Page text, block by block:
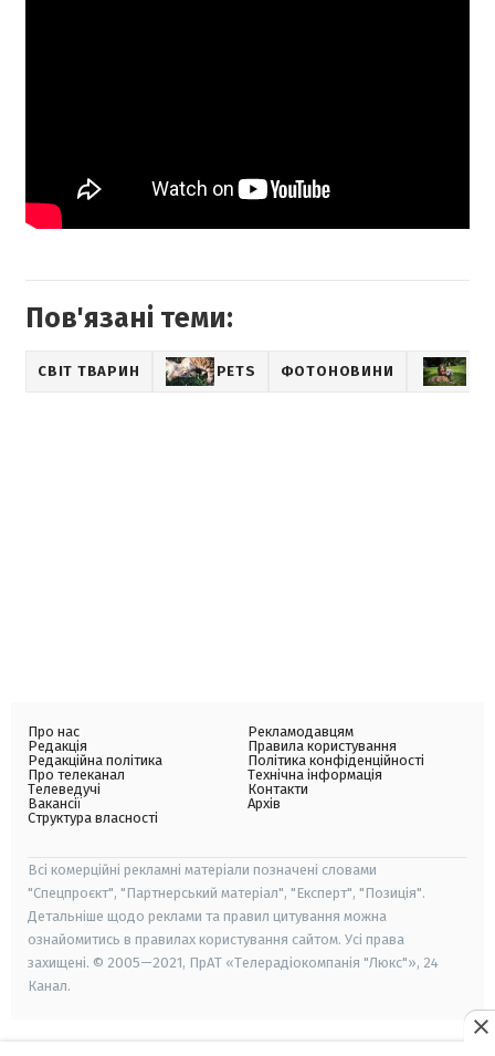
Пов'язані теми:
СВІТ ТВАРИН PETS ФОТОНОВИНИ
Про нас
Редакція
Редакційна політика
Про телеканал
Телеведучі
Вакансії
Структура власності
Рекламодавцям
Правила користування
Політика конфіденційності
Технічна інформація
Контакти
Архів
Всі комерційні рекламні матеріали позначені словами
"Спецпроєкт", "Партнерський матеріал", "Експерт", "Позиція".
Детальніше щодо реклами та правил цитування можна
ознайомитись в правилах користування сайтом. Усі права
захищені. © 2005—2021, ПрАТ «Телерадіокомпанія "Люкс"», 24
Канал.